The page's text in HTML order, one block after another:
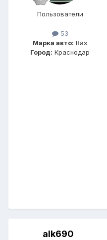
Пользователи
53
Марка авто: Ваз
Город: Краснодар
alk690